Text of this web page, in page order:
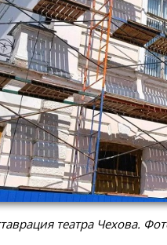
театра Чехова.